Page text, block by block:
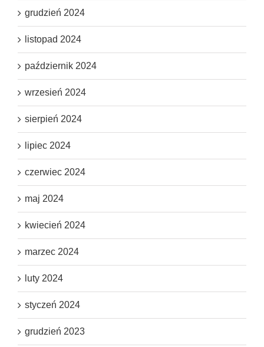
grudzień 2024
listopad 2024
październik 2024
wrzesień 2024
sierpień 2024
lipiec 2024
czerwiec 2024
maj 2024
kwiecień 2024
marzec 2024
luty 2024
styczeń 2024
grudzień 2023